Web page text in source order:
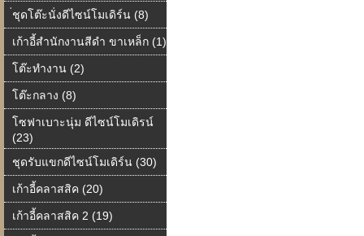
่ชุดโต๊ะนั่งดีไซน์โมเดิร์น (8)
เก้าอี้สำนักงานสีดำ ขาเหล็ก (1)
โต๊ะทำงาน (2)
โต๊ะกลาง (8)
โซฟาเบาะนุ่ม ดีไซน์โมเดิรน์
(23)
ชุดรับแขกดีไซน์โมเดิร์น (30)
เก้าอี้คลาสสิค (20)
เก้าอี้คลาสสิค 2 (19)